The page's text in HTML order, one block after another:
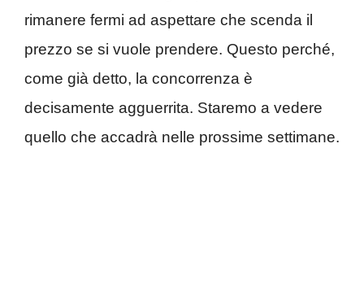
rimanere fermi ad aspettare che scenda il
prezzo se si vuole prendere. Questo perché,
come già detto, la concorrenza è
decisamente agguerrita. Staremo a vedere
quello che accadrà nelle prossime settimane.